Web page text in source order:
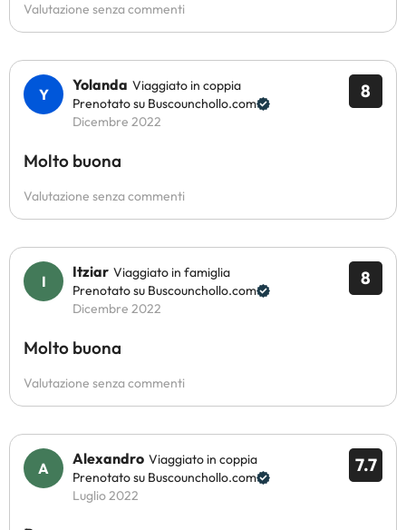
Valutazione senza commenti
8
Yolanda Viaggiato in coppia
Prenotato su Buscounchollo.com
Dicembre 2022
Molto buona
Valutazione senza commenti
8
Itziar Viaggiato in famiglia
Prenotato su Buscounchollo.com
Dicembre 2022
Molto buona
Valutazione senza commenti
7.7
Alexandro Viaggiato in coppia
Prenotato su Buscounchollo.com
Luglio 2022